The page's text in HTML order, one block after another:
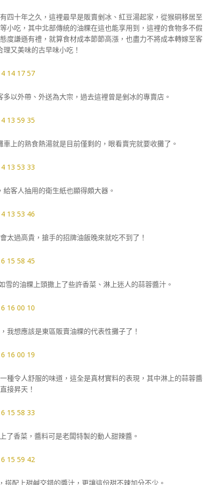
四十年之久，這裡最早是販賣剉冰、紅豆湯起家，從猴硐移居至
小吃，其中北部傳統的油粿在這也能享用到，這裡的食物多不假
度謙遜有禮，就算食材成本節節高漲，也盡力不將成本轉嫁至客
又美味的古早味小吃！
以外帶、外送為大宗，過去這裡曾是剉冰的專賣店。
上的熟食熱湯就是目前僅剩的，眼看賣完就要收攤了。
客人抽用的衛生紙也顯得頗大器。
太過高貴，搶手的招牌油飯晚來就吃不到了！
的油粿上頭撒上了些許香菜、淋上迷人的蒜蓉醬汁。
我想應該是東區販賣油粿的代表性攤子了！
種令人舒服的味道，這全是真材實料的表現，其中淋上的蒜蓉醬
接昇天！
了香菜，醬料可是老闆特製的動人甜辣醬。
配上甜鹹交錯的醬汁，更讓這份甜不辣加分不少。